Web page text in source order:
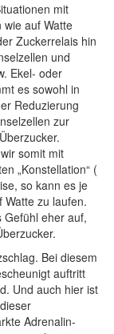
mit
auf Watte
Zuckerrelais hin
und
Ekel- oder
es sowohl in
Reduzierung
zur
somit mit
„Konstellation“ (
so kann es je
zu laufen.
Gefühl eher auf,
Bei diesem
auftritt
Und auch hier ist
Adrenalin-